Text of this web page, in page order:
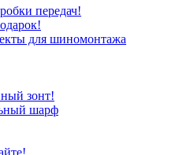
передач!
для шиномонтажа
зонт!
шарф